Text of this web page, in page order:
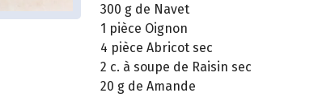
300 g de Navet
1 pièce Oignon
4 pièce Abricot sec
2 c. à soupe de Raisin sec
20 g de Amande